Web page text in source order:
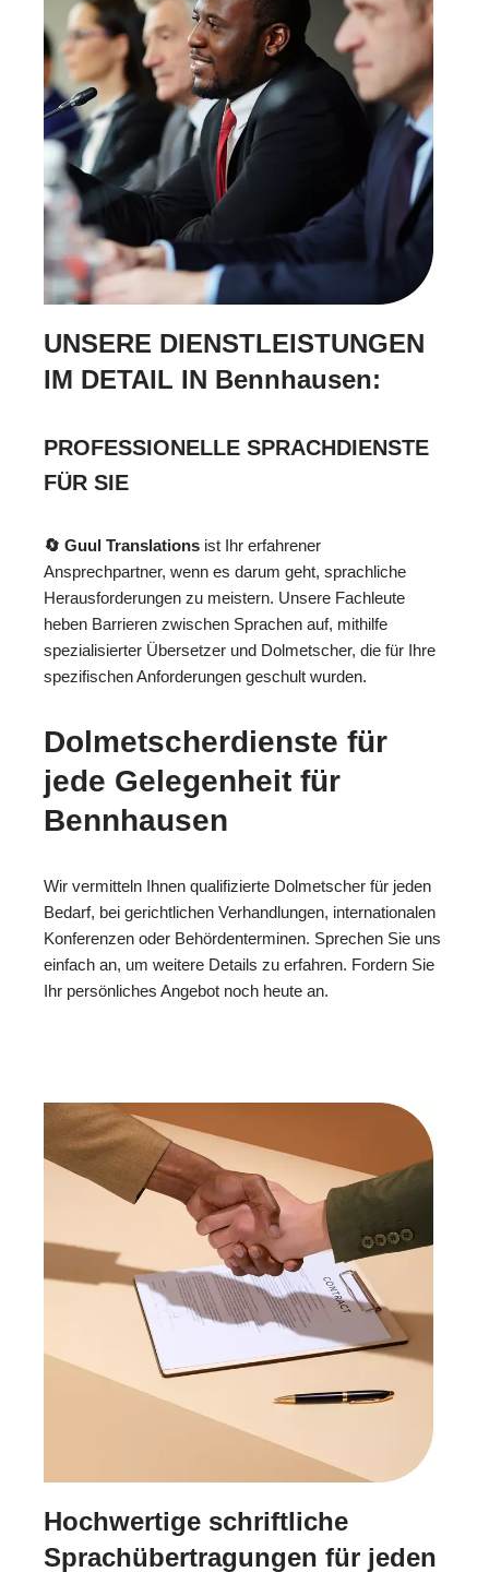
UNSERE DIENSTLEISTUNGEN
IM DETAIL IN Bennhausen:
PROFESSIONELLE SPRACHDIENSTE
FÜR SIE
🔄 Guul Translations ist Ihr erfahrener
Ansprechpartner, wenn es darum geht, sprachliche
Herausforderungen zu meistern. Unsere Fachleute
heben Barrieren zwischen Sprachen auf, mithilfe
spezialisierter Übersetzer und Dolmetscher, die für Ihre
spezifischen Anforderungen geschult wurden.
Dolmetscherdienste für
jede Gelegenheit für
Bennhausen
Wir vermitteln Ihnen qualifizierte Dolmetscher für jeden
Bedarf, bei gerichtlichen Verhandlungen, internationalen
Konferenzen oder Behördenterminen. Sprechen Sie uns
einfach an, um weitere Details zu erfahren. Fordern Sie
Ihr persönliches Angebot noch heute an.
Hochwertige schriftliche
Sprachübertragungen für jeden